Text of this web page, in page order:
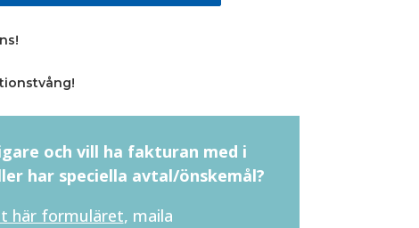
och vill ha fakturan med i
har speciella avtal/önskemål?
här formuläret, maila